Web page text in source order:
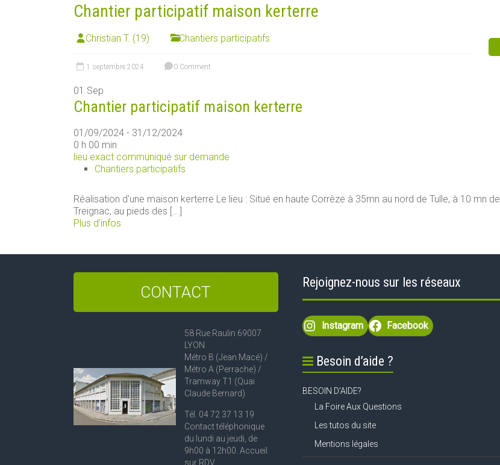
Chantier participatif maison kerterre
Christian T. (19) Chantiers participatifs
1 septembre 2024 0 Comment
01 Sep
Chantier participatif maison kerterre
01/09/2024 - 31/12/2024
0 h 00 min
lieu exact communiqué sur demande
Chantiers participatifs
Réalisation d'une maison kerterre Le lieu : Situé en haute Corrèze à 35mn au nord de Tulle, à 10 mn de
Treignac, au pieds des [...]
Plus d’infos
CONTACT
58 Rue Raulin 69007
LYON
Métro B (Jean Macé) /
Métro A (Perrache) /
Tramway T1 (Quai
Claude Bernard)
Tél. 04 72 37 13 19
Contact téléphonique
du lundi au jeudi, de
9h00 à 12h00. Accueil
sur RDV.
Rejoignez-nous sur les réseaux
Instagram Facebook
Besoin d’aide ?
BESOIN D’AIDE?
La Foire Aux Questions
Les tutos du site
Mentions légales